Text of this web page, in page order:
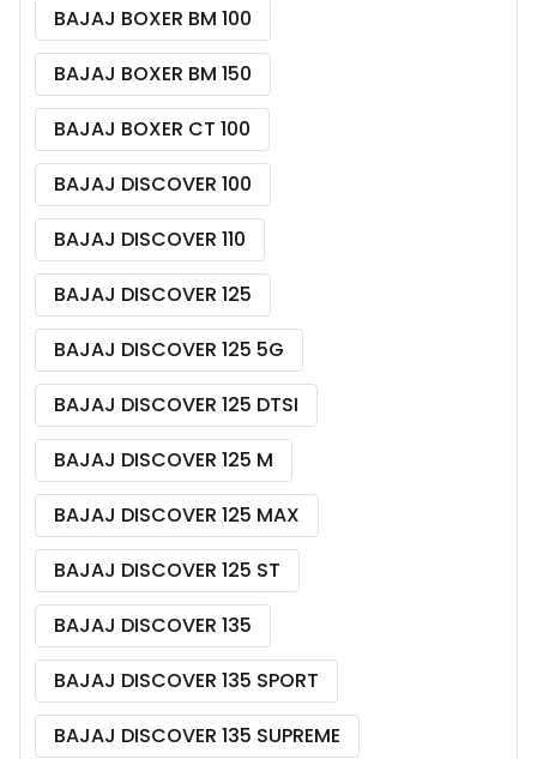
BAJAJ BOXER BM 100
BAJAJ BOXER BM 150
BAJAJ BOXER CT 100
BAJAJ DISCOVER 100
BAJAJ DISCOVER 110
BAJAJ DISCOVER 125
BAJAJ DISCOVER 125 5G
BAJAJ DISCOVER 125 DTSI
BAJAJ DISCOVER 125 M
BAJAJ DISCOVER 125 MAX
BAJAJ DISCOVER 125 ST
BAJAJ DISCOVER 135
BAJAJ DISCOVER 135 SPORT
BAJAJ DISCOVER 135 SUPREME